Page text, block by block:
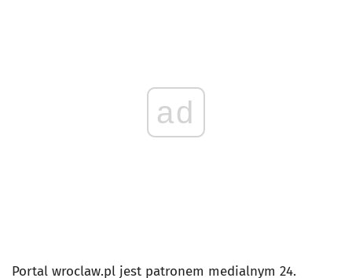
ad
Portal wroclaw.pl jest patronem medialnym 24.